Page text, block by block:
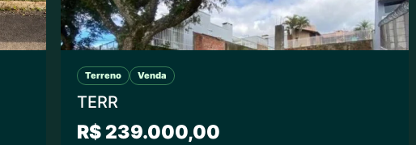
Terreno Venda
TERR
R$ 239.000,00